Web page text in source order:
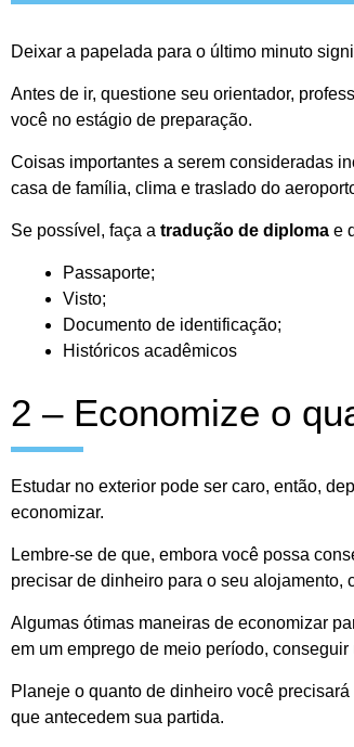
Deixar a papelada para o último minuto
Antes de ir, questione seu orientador,
você no estágio de preparação.
Coisas importantes a serem consideradas
casa de família, clima e traslado do
Se possível, faça a tradução de diploma e
Passaporte;
Visto;
Documento de identificação;
Históricos acadêmicos
2 – Economize o
Estudar no exterior pode ser caro, então,
economizar.
Lembre-se de que, embora você possa
precisar de dinheiro para o seu alojamento,
Algumas ótimas maneiras de economizar
em um emprego de meio período,
Planeje o quanto de dinheiro você
que antecedem sua partida.